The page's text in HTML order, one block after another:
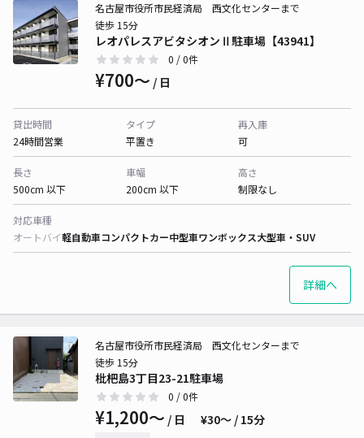
レオパレスアビタシオンⅡ駐車場【43941】
名古屋市役所市民経済局 西文化センターまで
徒歩 15分
0 / 0件
¥700〜 / 日
貸出時間
24時間営業
タイプ
平置き
再入庫
可
長さ
500cm 以下
車幅
200cm 以下
高さ
制限なし
対応車種
オートバイ軽自動車コンパクトカー中型車ワンボックス大型車・SUV
詳細へ
枇杷島3丁目23-21駐車場
名古屋市役所市民経済局 西文化センターまで
徒歩 15分
0 / 0件
¥1,200〜 / 日 ¥30〜 / 15分